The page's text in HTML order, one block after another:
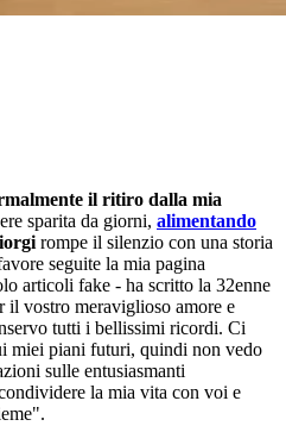
il ritiro dalla mia
sparita da giorni, alimentando
rompe il silenzio con una storia
seguite la mia pagina
articoli fake - ha scritto la 32enne
il vostro meraviglioso amore e
tutti i bellissimi ricordi. Ci
miei piani futuri, quindi non vedo
sulle entusiasmanti
la mia vita con voi e